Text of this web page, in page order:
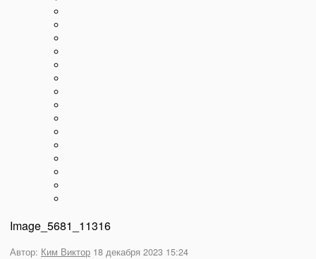
Image_5681_11316
Автор: Ким Виктор 18 декабря 2023 15:24